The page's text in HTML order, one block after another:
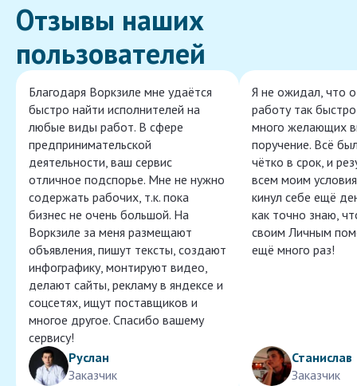
Отзывы наших
пользователей
Благодаря Воркзиле мне удаётся
быстро найти исполнителей на
любые виды работ. В сфере
предпринимательской
деятельности, ваш сервис
отличное подспорье. Мне не нужно
содержать рабочих, т.к. пока
бизнес не очень большой. На
Воркзиле за меня размещают
объявления, пишут тексты, создают
инфографику, монтируют видео,
делают сайты, рекламу в яндексе и
соцсетях, ищут поставщиков и
многое другое. Спасибо вашему
сервису!
Руслан
Заказчик
Я не ожидал, что
работу так
много желающих
поручение. Всё
чётко в срок, и
всем моим
кинул себе ещё
как точно знаю,
своим Личным
ещё много раз!
Станислав
Заказчик